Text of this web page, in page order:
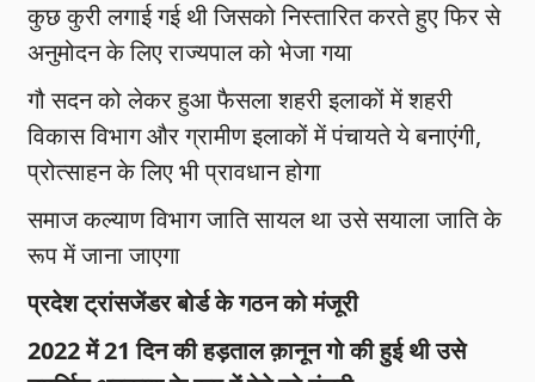
कुछ कुरी लगाई गई थी जिसको निस्तारित करते हुए फिर से
अनुमोदन के लिए राज्यपाल को भेजा गया
गौ सदन को लेकर हुआ फैसला शहरी इलाकों में शहरी
विकास विभाग और ग्रामीण इलाकों में पंचायते ये बनाएंगी,
प्रोत्साहन के लिए भी प्रावधान होगा
समाज कल्याण विभाग जाति सायल था उसे सयाला जाति के
रूप में जाना जाएगा
प्रदेश ट्रांसजेंडर बोर्ड के गठन को मंजूरी
2022 में 21 दिन की हड़ताल क़ानून गो की हुई थी उसे